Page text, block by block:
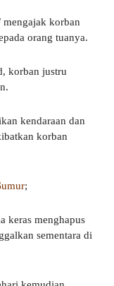
mengajak korban
orang tuanya.
korban justru
kendaraan dan
korban
;
keras menghapus
sementara di